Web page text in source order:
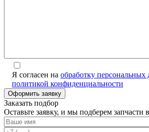
Я согласен на обработку персональных
политикой конфиденциальности
Заказать подбор
Оставьте заявку, и мы подберем запчасти